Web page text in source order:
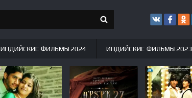
ИНДИЙСКИЕ ФИЛЬМЫ 2024 ИНДИЙСКИЕ ФИЛЬМЫ 2023